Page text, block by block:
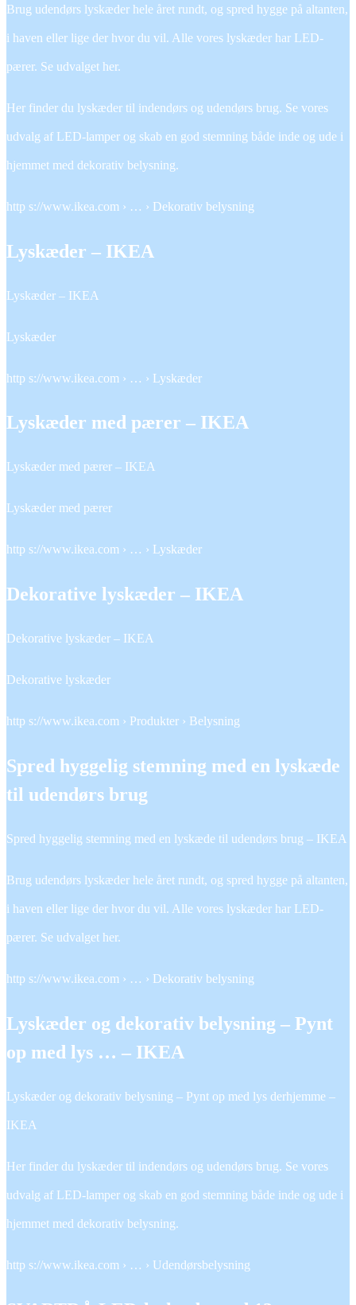
Brug udendørs lyskæder hele året rundt, og spred hygge på altanten,
i haven eller lige der hvor du vil. Alle vores lyskæder har LED-
pærer. Se udvalget her.
Her finder du lyskæder til indendørs og udendørs brug. Se vores
udvalg af LED-lamper og skab en god stemning både inde og ude i
hjemmet med dekorativ belysning.
http s://www.ikea.com › … › Dekorativ belysning
Lyskæder – IKEA
Lyskæder – IKEA
Lyskæder
http s://www.ikea.com › … › Lyskæder
Lyskæder med pærer – IKEA
Lyskæder med pærer – IKEA
Lyskæder med pærer
http s://www.ikea.com › … › Lyskæder
Dekorative lyskæder – IKEA
Dekorative lyskæder – IKEA
Dekorative lyskæder
http s://www.ikea.com › Produkter › Belysning
Spred hyggelig stemning med en lyskæde
til udendørs brug
Spred hyggelig stemning med en lyskæde til udendørs brug – IKEA
Brug udendørs lyskæder hele året rundt, og spred hygge på altanten,
i haven eller lige der hvor du vil. Alle vores lyskæder har LED-
pærer. Se udvalget her.
http s://www.ikea.com › … › Dekorativ belysning
Lyskæder og dekorativ belysning – Pynt
op med lys … – IKEA
Lyskæder og dekorativ belysning – Pynt op med lys derhjemme –
IKEA
Her finder du lyskæder til indendørs og udendørs brug. Se vores
udvalg af LED-lamper og skab en god stemning både inde og ude i
hjemmet med dekorativ belysning.
http s://www.ikea.com › … › Udendørsbelysning